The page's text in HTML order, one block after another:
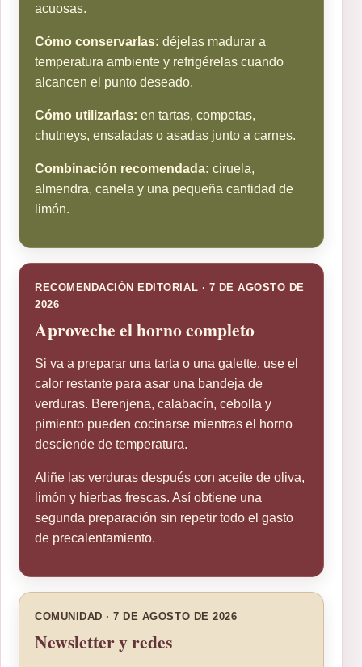
acuosas.
Cómo conservarlas: déjelas madurar a
temperatura ambiente y refrigérelas cuando
alcancen el punto deseado.
Cómo utilizarlas: en tartas, compotas,
chutneys, ensaladas o asadas junto a carnes.
Combinación recomendada: ciruela,
almendra, canela y una pequeña cantidad de
limón.
RECOMENDACIÓN EDITORIAL · 7 DE AGOSTO DE
2026
Aproveche el horno completo
Si va a preparar una tarta o una galette, use el
calor restante para asar una bandeja de
verduras. Berenjena, calabacín, cebolla y
pimiento pueden cocinarse mientras el horno
desciende de temperatura.
Aliñe las verduras después con aceite de oliva,
limón y hierbas frescas. Así obtiene una
segunda preparación sin repetir todo el gasto
de precalentamiento.
COMUNIDAD · 7 DE AGOSTO DE 2026
Newsletter y redes